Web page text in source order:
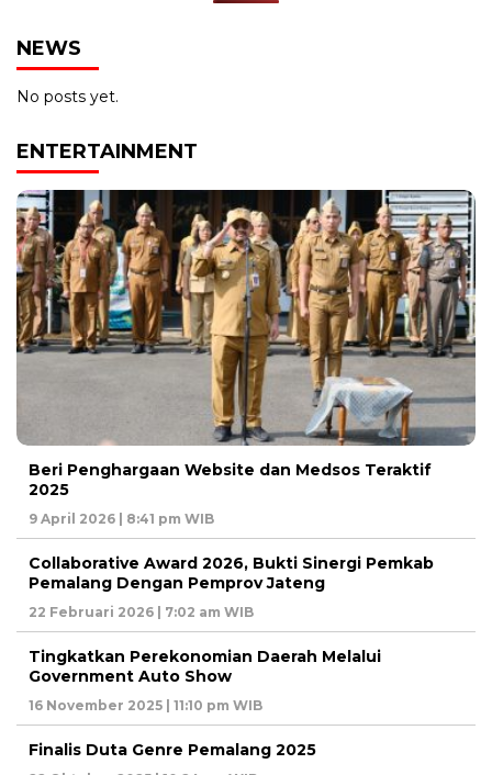
NEWS
No posts yet.
ENTERTAINMENT
Beri Penghargaan Website dan Medsos Teraktif
2025
9 April 2026 | 8:41 pm WIB
Collaborative Award 2026, Bukti Sinergi Pemkab
Pemalang Dengan Pemprov Jateng
22 Februari 2026 | 7:02 am WIB
Tingkatkan Perekonomian Daerah Melalui
Government Auto Show
16 November 2025 | 11:10 pm WIB
Finalis Duta Genre Pemalang 2025